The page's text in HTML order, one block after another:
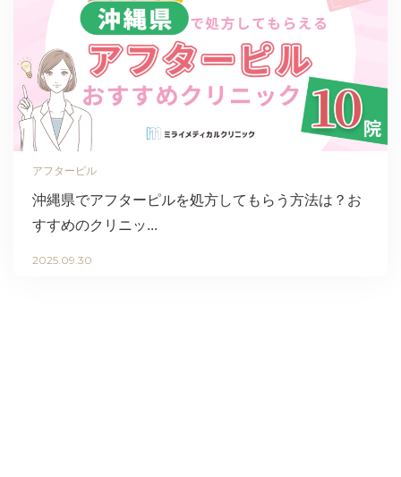
アフターピル
沖縄県でアフターピルを処方してもらう方法は？お
すすめのクリニッ...
2025.09.30